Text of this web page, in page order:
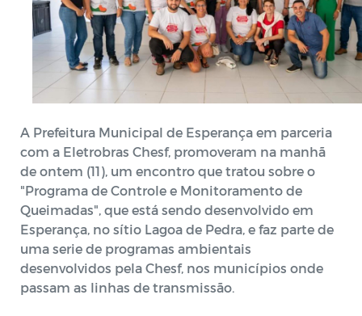
A Prefeitura Municipal de Esperança em parceria
com a Eletrobras Chesf, promoveram na manhã
de ontem (11), um encontro que tratou sobre o
"Programa de Controle e Monitoramento de
Queimadas", que está sendo desenvolvido em
Esperança, no sítio Lagoa de Pedra, e faz parte de
uma serie de programas ambientais
desenvolvidos pela Chesf, nos municípios onde
passam as linhas de transmissão.